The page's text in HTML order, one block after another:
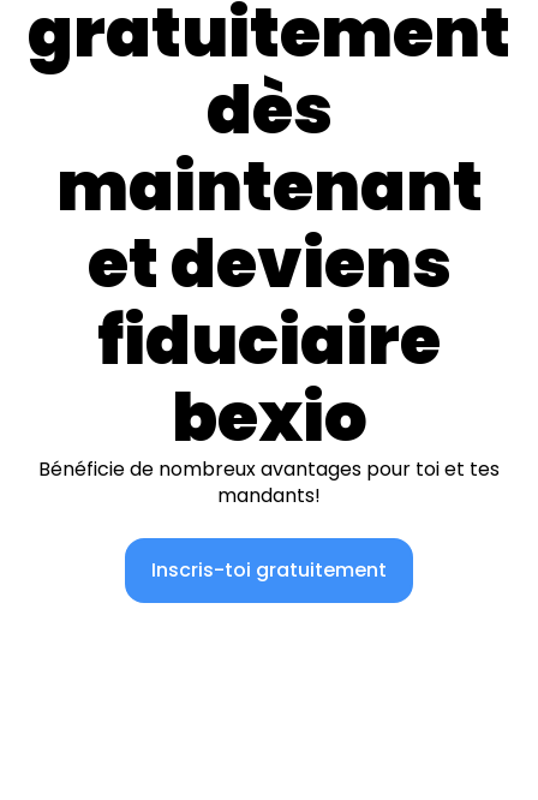
gratuitement
dès
maintenant
et deviens
fiduciaire
bexio
Bénéficie de nombreux avantages pour toi et tes
mandants!
Inscris-toi gratuitement